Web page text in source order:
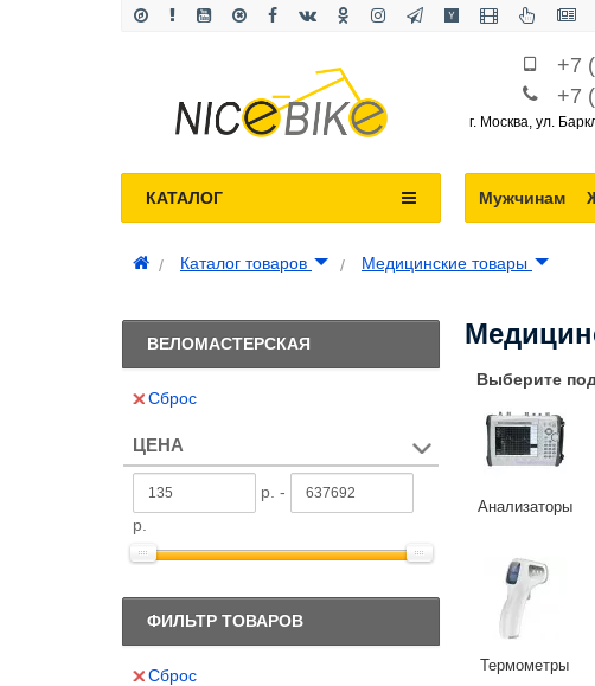
+7
+7
г. Москва, ул.
Мужчинам
КАТАЛОГ
Каталог товаров Медицинские товары
ВЕЛОМАСТЕРСКАЯ
Сброс
ЦЕНА
р. -
р.
ФИЛЬТР ТОВАРОВ
Сброс
Выберите
Анализаторы
Термометры